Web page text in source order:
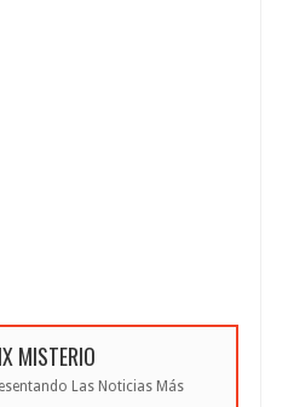
MISTERIO
Las Noticias Más